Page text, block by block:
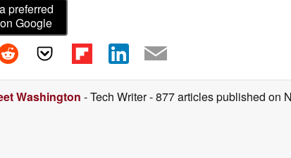
preferred
Google
Washington - Tech Writer- 877 articles published on